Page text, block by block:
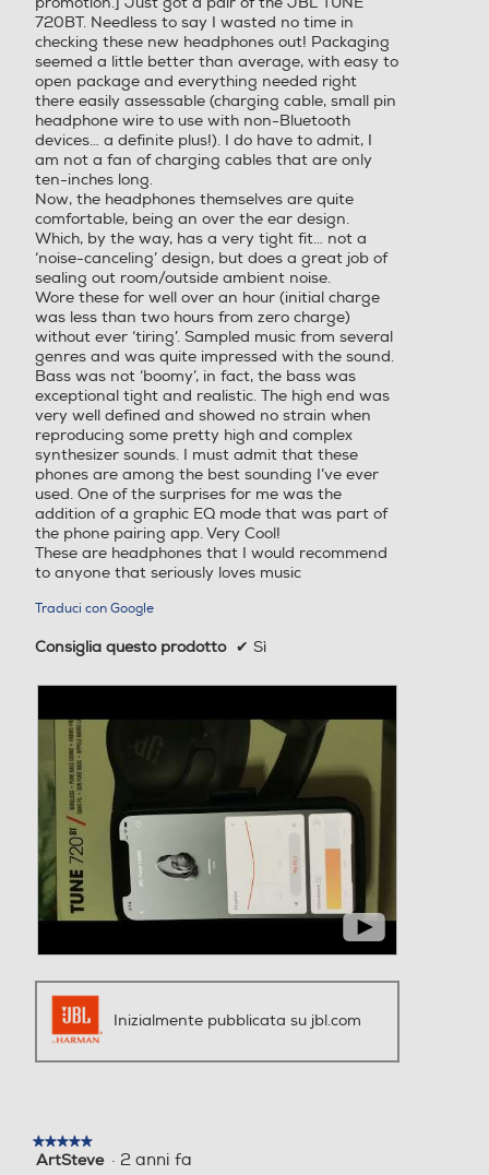
720BT. Needless to say I wasted no time in
checking these new headphones out! Packaging
seemed a little better than average, with easy to
open package and everything needed right
there easily assessable (charging cable, small pin
headphone wire to use with non-Bluetooth
devices… a definite plus!). I do have to admit, I
am not a fan of charging cables that are only
ten-inches long.
Now, the headphones themselves are quite
comfortable, being an over the ear design.
Which, by the way, has a very tight fit… not a
‘noise-canceling’ design, but does a great job of
sealing out room/outside ambient noise.
Wore these for well over an hour (initial charge
was less than two hours from zero charge)
without ever ‘tiring’. Sampled music from several
genres and was quite impressed with the sound.
Bass was not ‘boomy’, in fact, the bass was
exceptional tight and realistic. The high end was
very well defined and showed no strain when
reproducing some pretty high and complex
synthesizer sounds. I must admit that these
phones are among the best sounding I’ve ever
used. One of the surprises for me was the
addition of a graphic EQ mode that was part of
the phone pairing app. Very Cool!
These are headphones that I would recommend
to anyone that seriously loves music
Traduci con Google
Consiglia questo prodotto ✔ Sì
►
i
1
l
l
i
d
i
v
Inizialmente pubblicata su jbl.com
★★★★★
★★★★★
5
ArtSteve · 2 anni fa